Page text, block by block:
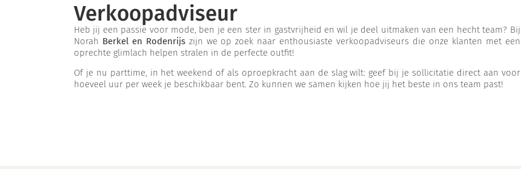
Verkoopadviseur
Heb jij een passie voor mode, ben je een ster in gastvrijheid en wil je deel uitmaken van een hecht team? Bij
Norah Berkel en Rodenrijs zijn we op zoek naar enthousiaste verkoopadviseurs die onze klanten met een
oprechte glimlach helpen stralen in de perfecte outfit!
Of je nu parttime, in het weekend of als oproepkracht aan de slag wilt: geef bij je sollicitatie direct aan voor
hoeveel uur per week je beschikbaar bent. Zo kunnen we samen kijken hoe jij het beste in ons team past!